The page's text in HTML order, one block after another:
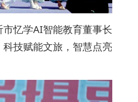
忆学AI智能教育董事长
技赋能文旅，智慧点亮